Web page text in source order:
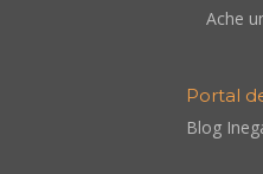
Ache
Portal
Blog